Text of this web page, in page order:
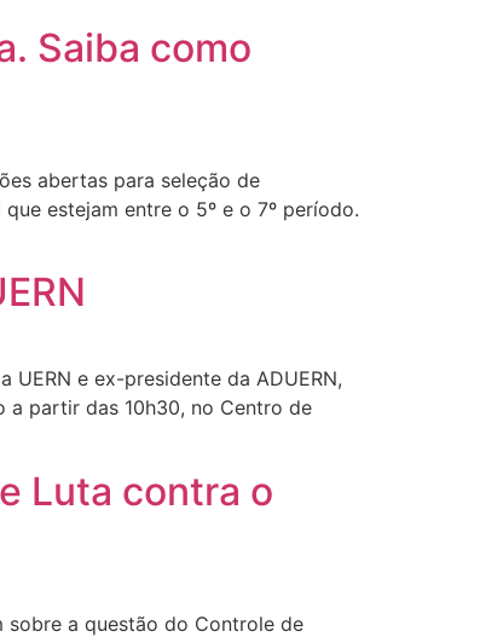
Saiba como
abertas para seleção de
estejam entre o 5º e o 7º período.
UERN e ex-presidente da ADUERN,
a partir das 10h30, no Centro de
Luta contra o
sobre a questão do Controle de